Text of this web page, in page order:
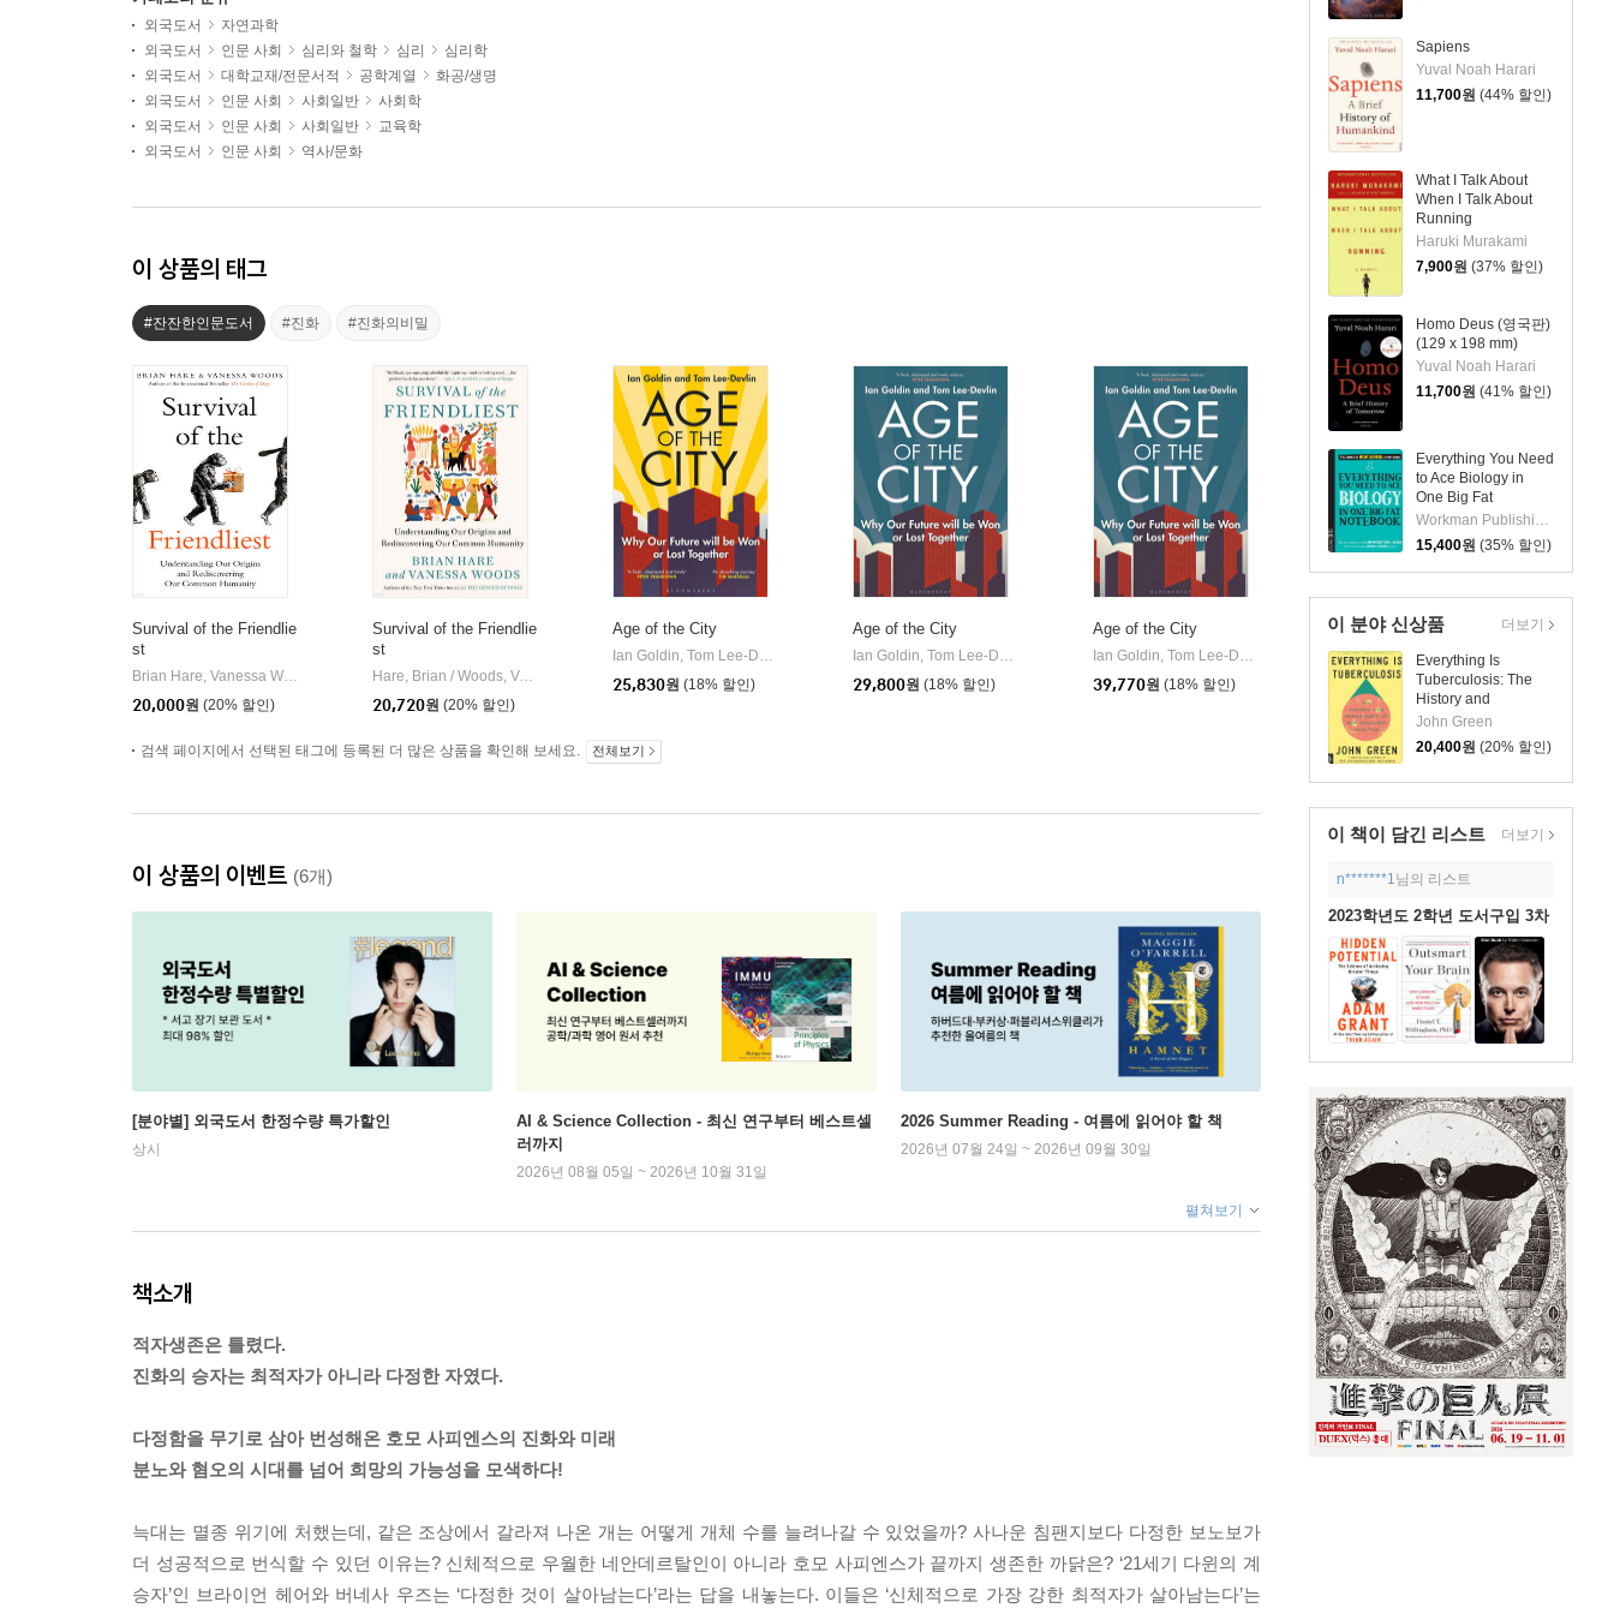
Sapiens
Yuval Noah Harari
11,700원 (44% 할인)
What I Talk About
When I Talk About
Running
Haruki Murakami
7,900원 (37% 할인)
Homo Deus (영국판)
(129 x 198 mm)
Yuval Noah Harari
11,700원 (41% 할인)
Everything You Need
to Ace Biology in
One Big Fat
Notebook
Workman Publishing / Brown, Matthew
15,400원 (35% 할인)
이 분야 신상품
Everything Is
Tuberculosis: The
History and
Persistence of Our
Deadliest Infection
John Green
20,400원 (20% 할인)
더보기
이 책이 담긴 리스트 더보기
n*******1님의 리스트
2023학년도 2학년 도서구입 3차
외국도서
자연과학
외국도서
인문 사회 심리와 철학 심리
심리학
외국도서
대학교재/전문서적 공학계열
화공/생명
외국도서
인문 사회 사회일반
사회학
외국도서
인문 사회 사회일반
교육학
외국도서
인문 사회 역사/문화
이 상품의 태그
#잔잔한인문도서 #진화 #진화의비밀
Survival of the Friendlie
st
Brian Hare, Vanessa Woods
Oneworld Publications
20,000원 (20% 할인)
Survival of the Friendlie
st
Hare, Brian / Woods, Vanessa
Random House Trade
20,720원 (20% 할인)
Age of the City
Ian Goldin, Tom Lee-Devlin
Bloomsbury Publishing PLC
25,830원 (18% 할인)
Age of the City
Ian Goldin, Tom Lee-Devlin
Bloomsbury Continuum
29,800원 (18% 할인)
Age of the City
Ian Goldin, Tom Lee-Devlin
Bloomsbury Continuum
39,770원 (18% 할인)
검색 페이지에서 선택된 태그에 등록된 더 많은 상품을 확인해 보세요. 전체보기
이 상품의 이벤트 (6개)
[분야별] 외국도서 한정수량 특가할인
상시
AI & Science Collection - 최신 연구부터 베스트셀
러까지
2026년 08월 05일 ~ 2026년 10월 31일
2026 Summer Reading - 여름에 읽어야 할 책
2026년 07월 24일 ~ 2026년 09월 30일
펼쳐보기
책소개
적자생존은 틀렸다.
진화의 승자는 최적자가 아니라 다정한 자였다.
다정함을 무기로 삼아 번성해온 호모 사피엔스의 진화와 미래
분노와 혐오의 시대를 넘어 희망의 가능성을 모색하다!
늑대는 멸종 위기에 처했는데, 같은 조상에서 갈라져 나온 개는 어떻게 개체 수를 늘려나갈 수 있었을까? 사나운 침팬지보다 다정한 보노보가
더 성공적으로 번식할 수 있던 이유는? 신체적으로 우월한 네안데르탈인이 아니라 호모 사피엔스가 끝까지 생존한 까닭은? ‘21세기 다윈의 계
승자’인 브라이언 헤어와 버네사 우즈는 ‘다정한 것이 살아남는다’라는 답을 내놓는다. 이들은 ‘신체적으로 가장 강한 최적자가 살아남는다’는